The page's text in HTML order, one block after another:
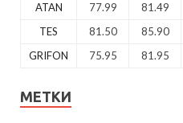
ATAN 77.99 81.49
TES
81.50 85.90
GRIFON
75.95 81.95
МЕТКИ